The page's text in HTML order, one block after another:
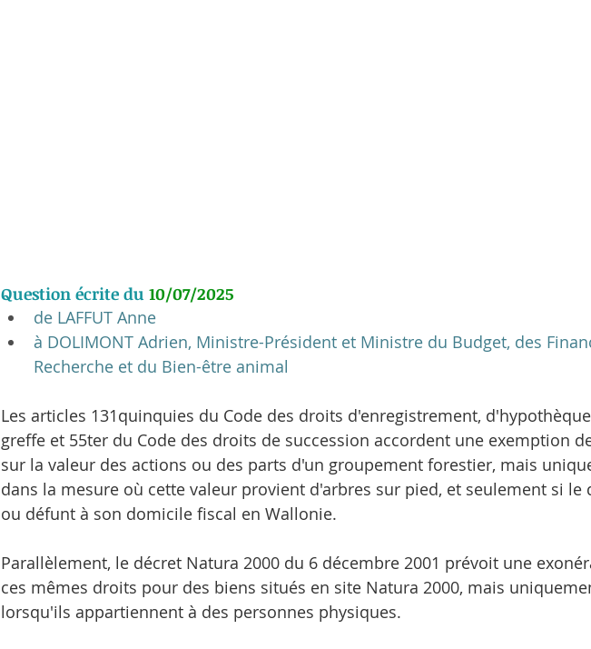
Question écrite du 10/07/2025
de LAFFUT Anne
à DOLIMONT Adrien, Ministre-Président et Ministre du Budget, des
Recherche et du Bien-être animal
Les articles 131quinquies du Code des droits d'enregistrement,
greffe et 55ter du Code des droits de succession accordent une exemption
sur la valeur des actions ou des parts d'un groupement forestier, mais
dans la mesure où cette valeur provient d'arbres sur pied, et seulement si le
ou défunt à son domicile fiscal en Wallonie.
Parallèlement, le décret Natura 2000 du 6 décembre 2001 prévoit une
ces mêmes droits pour des biens situés en site Natura 2000, mais
lorsqu'ils appartiennent à des personnes physiques.